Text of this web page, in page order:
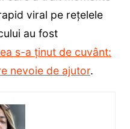
viral pe rețelele
au fost
s-a ținut de cuvânt:
nevoie de ajutor.